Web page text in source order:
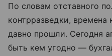
По словам отставного
контрразведки, времена
давно прошли. Сегодня
быть кем угодно —